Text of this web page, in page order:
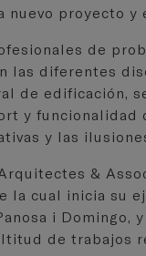
nuevo proyecto
de
las diferentes
de edificación,
y funcionalidad
y las
&
la cual inicia su
i Domingo,
de trabajos